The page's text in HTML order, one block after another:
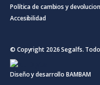
Política de cambios y
Accesibilidad
© Copyright 2026 Segalfs.
Diseño y desarrolloBAMBAM